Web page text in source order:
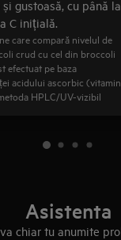
gustoasă, cu până la
C inițială.
care compară nivelul de
crud cu cel din broccoli
efectuat pe baza
acidului ascorbic
HPLC/UV-vizibil
Asistenta
chiar tu anumite